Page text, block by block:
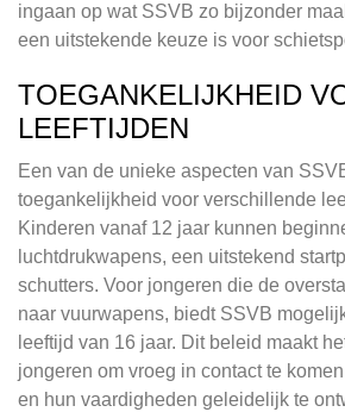
ingaan op wat SSVB zo bijzonder
een uitstekende keuze is voor
TOEGANKELIJKHEID
LEEFTIJDEN
Een van de unieke aspecten van
toegankelijkheid voor verschillende
Kinderen vanaf 12 jaar kunnen
luchtdrukwapens, een uitstekend
schutters. Voor jongeren die de
naar vuurwapens, biedt SSVB
leeftijd van 16 jaar. Dit beleid maakt
jongeren om vroeg in contact te
en hun vaardigheden geleidelijk te